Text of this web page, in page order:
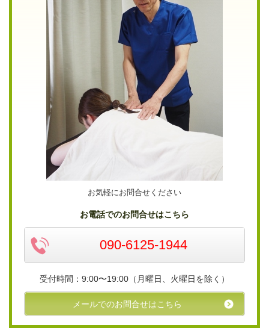
お気軽にお問合せください
お電話でのお問合せはこちら
090-6125-1944
受付時間：9:00〜19:00（月曜日、火曜日を除く）
メールでのお問合せはこちら